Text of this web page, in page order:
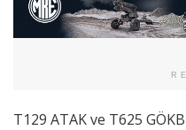
T129 ATAK ve T625